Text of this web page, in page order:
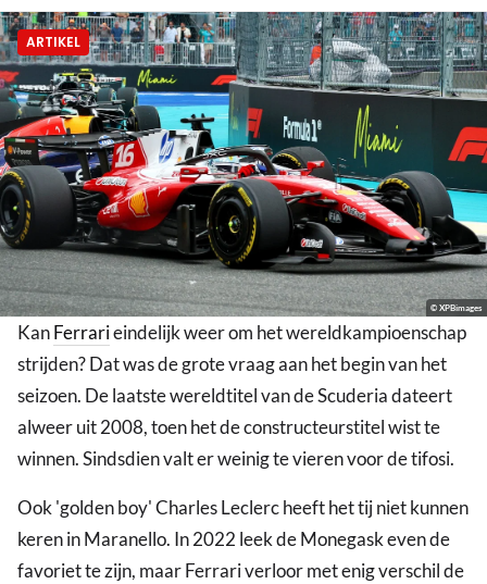
ARTIKEL
© XPBimages
KanFerrarieindelijk weer om het wereldkampioenschap
strijden? Dat was de grote vraag aan het begin van het
seizoen. De laatste wereldtitel van de Scuderia dateert
alweer uit 2008, toen het de constructeurstitel wist te
winnen. Sindsdien valt er weinig te vieren voor de tifosi.
Ook 'golden boy' Charles Leclerc heeft het tij niet kunnen
keren in Maranello. In 2022 leek de Monegask even de
favoriet te zijn, maar Ferrari verloor met enig verschil de